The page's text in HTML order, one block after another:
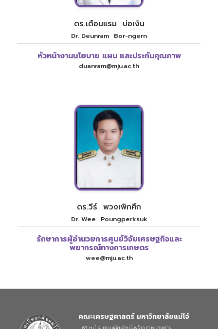
ดร.เดือนแรม บ่อเงิน
Dr. Deunram Bor-ngern
หัวหน้างานนโยบาย แผน และประกันคุณภาพ
duanram@mju.ac.th
ดร.วีร์ พวงเพิกศึก
Dr. Wee Poungperksuk
รักษาการผู้อำนวยการศูนย์วิจัยเศรษฐกิจและ
พยากรณ์ทางการเกษตร
wee@mju.ac.th
คณะเศรษฐศาสตร์ มหาวิทยาลัยแม่โจ้